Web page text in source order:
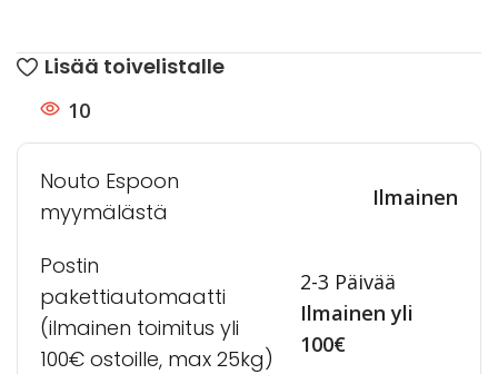
Lisää toivelistalle
10
Nouto Espoon
myymälästä
Ilmainen
Postin
pakettiautomaatti
(ilmainen toimitus yli
100€ ostoille, max 25kg)
2-3 Päivää
Ilmainen yli
100€